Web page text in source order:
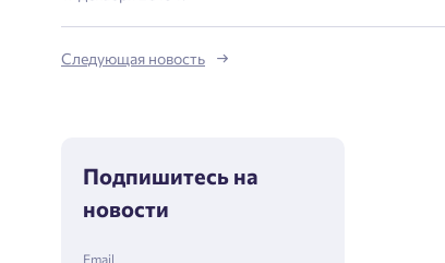
Следующая новость
Подпишитесь на
новости
Email